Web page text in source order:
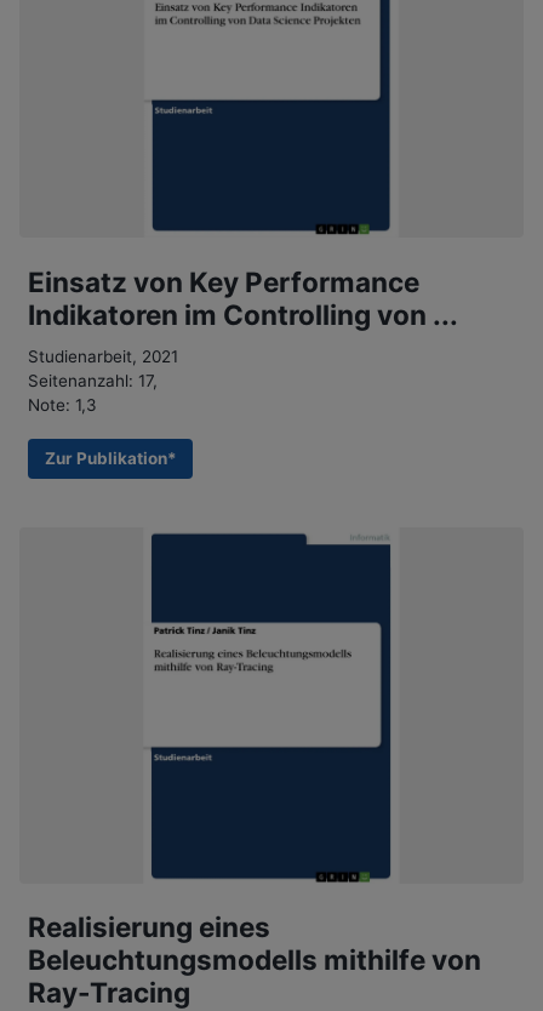
Einsatz von Key Performance
Indikatoren im Controlling von ...
Studienarbeit, 2021
Seitenanzahl: 17,
Note: 1,3
Zur Publikation*
Realisierung eines
Beleuchtungsmodells mithilfe von
Ray-Tracing